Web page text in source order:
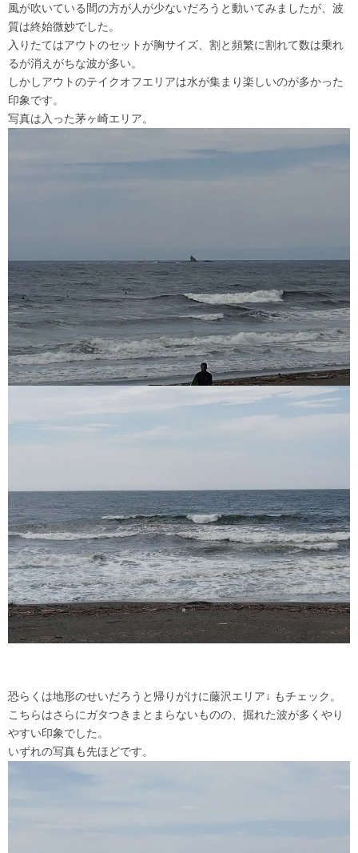
風が吹いている間の方が人が少ないだろうと動いてみましたが、波
質は終始微妙でした。
入りたてはアウトのセットが胸サイズ、割と頻繁に割れて数は乗れ
るが消えがちな波が多い。
しかしアウトのテイクオフエリアは水が集まり楽しいのが多かった
印象です。
写真は入った茅ヶ崎エリア。
恐らくは地形のせいだろうと帰りがけに藤沢エリア↓ もチェック。
こちらはさらにガタつきまとまらないものの、掘れた波が多くやり
やすい印象でした。
いずれの写真も先ほどです。